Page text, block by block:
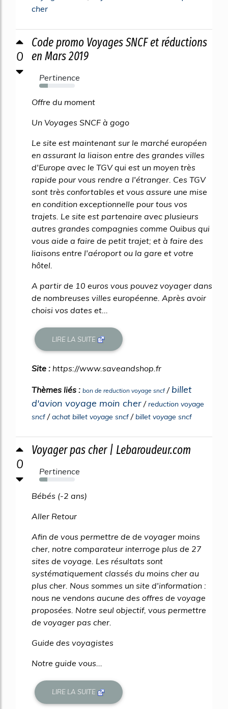
cher
0
Code promo Voyages SNCF et réductions
en Mars 2019
Pertinence
24%
Offre du moment
Un Voyages SNCF à gogo
Le site est maintenant sur le marché européen
en assurant la liaison entre des grandes villes
d'Europe avec le TGV qui est un moyen très
rapide pour vous rendre a l'étranger. Ces TGV
sont très confortables et vous assure une mise
en condition exceptionnelle pour tous vos
trajets. Le site est partenaire avec plusieurs
autres grandes compagnies comme Ouibus qui
vous aide a faire de petit trajet; et à faire des
liaisons entre l'aéroport ou la gare et votre
hôtel.
A partir de 10 euros vous pouvez voyager dans
de nombreuses villes européenne. Après avoir
choisi vos dates et...
LIRE LA SUITE
Site : https://www.saveandshop.fr
Thèmes liés : bon de reduction voyage sncf/ billet
d'avion voyage moin cher /reduction voyage
sncf /achat billet voyage sncf /billet voyage sncf
0
Voyager pas cher | Lebaroudeur.com
Pertinence
23%
Bébés (-2 ans)
Aller Retour
Afin de vous permettre de de voyager moins
cher, notre comparateur interroge plus de 27
sites de voyage. Les résultats sont
systématiquement classés du moins cher au
plus cher. Nous sommes un site d'information :
nous ne vendons aucune des offres de voyage
proposées. Notre seul objectif, vous permettre
de voyager pas cher.
Guide des voyagistes
Notre guide vous...
LIRE LA SUITE